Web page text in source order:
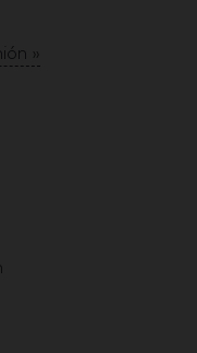
»